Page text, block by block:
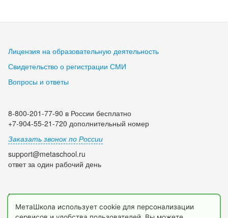
Лицензия на образовательную деятельность
Свидетельство о регистрации СМИ
Вопросы и ответы
8-800-201-77-90 в России бесплатно
+7-904-55-21-720 дополнительный номер
Заказать звонок по России
support@metaschool.ru
ответ за один рабочий день
Мы в социальных сетях:
МетаШкола использует cookie для персонализации